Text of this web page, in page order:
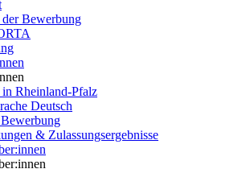
Bewerbung
Rheinland-Pfalz
Deutsch
& Zulassungsergebnisse